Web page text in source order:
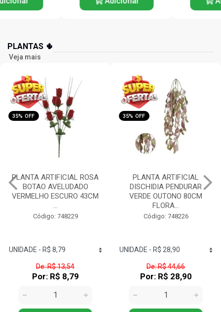
PLANTAS 🌵
Veja mais
35% OFF
PLANTA ARTIFICIAL
DISCHIDIA PENDURAR
VERDE OUTONO 80CM
FLORA...
Código: 748226
De: R$ 44,66
Por: R$ 28,90
35% OFF
PLANTA ARTIFICIAL
ORQUIDEA PHALAENOPSIS
(BRANCO) 55CM FLORAR...
Código: 748225
De: R$ 21,53
Por: R$ 13,90